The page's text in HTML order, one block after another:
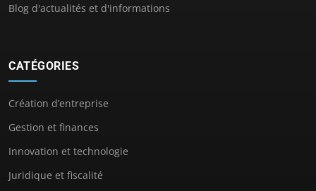
Blog d'actualités et d'informations
CATÉGORIES
Création d’entreprise
Gestion et finances
Innovation et technologie
Juridique et fiscalité